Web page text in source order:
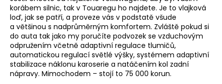
korábem silnic, tak v Touaregu ho najdete. Je to vlajková
loď, jak se patří, a proveze vás v podstatě všude
a většinou s nadprůměrným komfortem. Zvláště pokud si
do auta tak jako my poručíte podvozek se vzduchovým
odpružením včetně adaptivní regulace tlumičů,
automatickou regulací světlé výšky, systémem adaptivní
stabilizace náklonu karoserie a natáčením kol zadní
nápravy. Mimochodem – stojí to 75 000 korun.